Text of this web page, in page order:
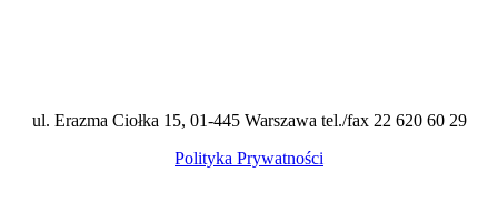
ul. Erazma Ciołka 15, 01-445 Warszawa tel./fax 22 620 60 29
Polityka Prywatności